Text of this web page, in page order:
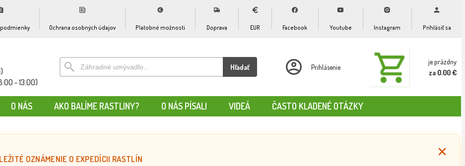
Ochrana osobných údajov Platobné možnosti Doprava EUR Facebook Youtube Instagram Prihlásiť sa
- 13:00)
Hľadať Prihlásenie
je prázdny
za 0.00 €
O NÁS AKO BALÍME RASTLINY? O NÁS PÍSALI VIDEÁ ČASTO KLADENÉ OTÁZKY
OZNÁMENIE O EXPEDÍCII RASTLÍN